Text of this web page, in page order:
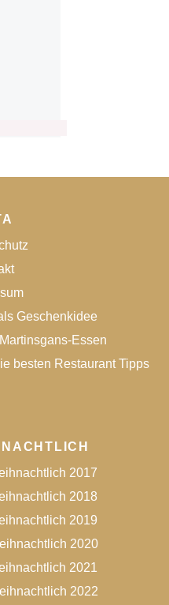
Geschenkidee
Essen
besten Restaurant Tipps
2017
2018
2019
2020
2021
2022